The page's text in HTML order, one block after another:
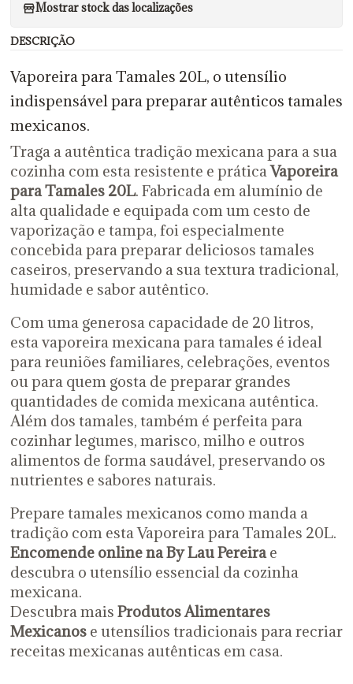
Mostrar stock das localizações
DESCRIÇÃO
Vaporeira para Tamales 20L, o utensílio
indispensável para preparar autênticos tamales
mexicanos.
Traga a autêntica tradição mexicana para a sua
cozinha com esta resistente e práticaVaporeira
para Tamales 20L. Fabricada em alumínio de
alta qualidade e equipada com um cesto de
vaporização e tampa, foi especialmente
concebida para preparar deliciosos tamales
caseiros, preservando a sua textura tradicional,
humidade e sabor autêntico.
Com uma generosa capacidade de 20 litros,
esta vaporeira mexicana para tamales é ideal
para reuniões familiares, celebrações, eventos
ou para quem gosta de preparar grandes
quantidades de comida mexicana autêntica.
Além dos tamales, também é perfeita para
cozinhar legumes, marisco, milho e outros
alimentos de forma saudável, preservando os
nutrientes e sabores naturais.
Prepare tamales mexicanos como manda a
tradição com esta Vaporeira para Tamales 20L.
Encomende online na By Lau Pereirae
descubra o utensílio essencial da cozinha
mexicana.
Descubra mais Produtos Alimentares
Mexicanose utensílios tradicionais para recriar
receitas mexicanas autênticas em casa.